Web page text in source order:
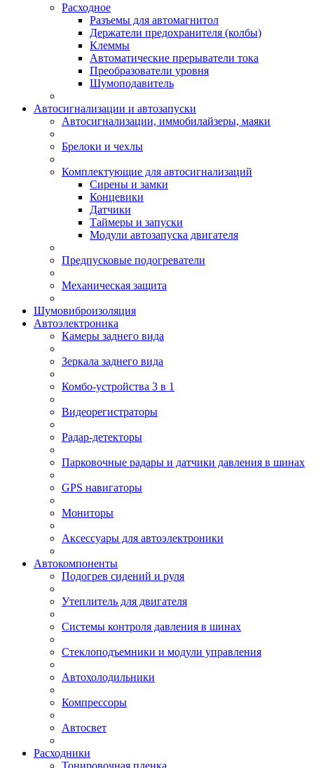
Расходное
Разъемы для автомагнитол
Держатели предохранителя (колбы)
Клеммы
Автоматические прерыватели тока
Преобразователи уровня
Шумоподавитель
Автосигнализации и автозапуски
Автосигнализации, иммобилайзеры, маяки
Брелоки и чехлы
Комплектующие для автосигнализаций
Сирены и замки
Концевики
Датчики
Таймеры и запуски
Модули автозапуска двигателя
Предпусковые подогреватели
Механическая защита
Шумовиброизоляция
Автоэлектроника
Камеры заднего вида
Зеркала заднего вида
Комбо-устройства 3 в 1
Видеорегистраторы
Радар-детекторы
Парковочные радары и датчики давления в шинах
GPS навигаторы
Мониторы
Аксессуары для автоэлектроники
Автокомпоненты
Подогрев сидений и руля
Утеплитель для двигателя
Системы контроля давления в шинах
Стеклоподъемники и модули управления
Автохолодильники
Компрессоры
Автосвет
Расходники
Тонировочная пленка